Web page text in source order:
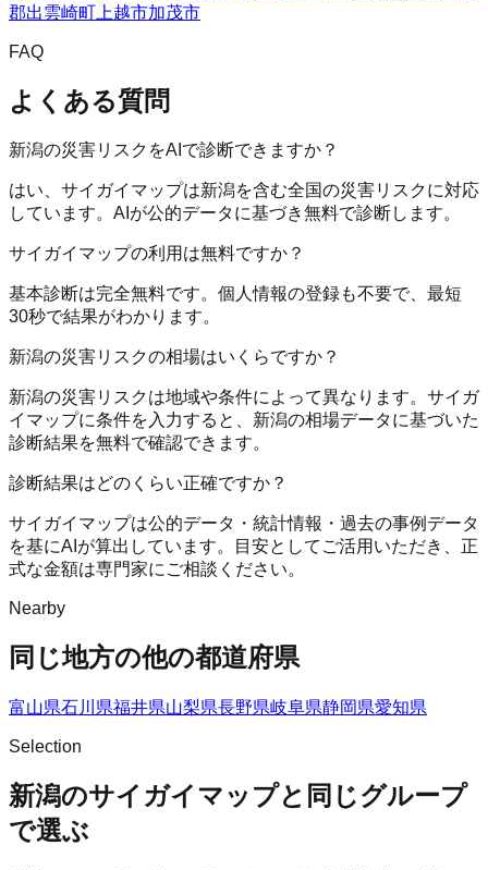
郡出雲崎町 上越市加茂市
FAQ
よくある質問
新潟の災害リスクをAIで診断できますか？
はい、サイガイマップは新潟を含む全国の災害リスクに対応
しています。AIが公的データに基づき無料で診断します。
サイガイマップの利用は無料ですか？
基本診断は完全無料です。個人情報の登録も不要で、最短
30秒で結果がわかります。
新潟の災害リスクの相場はいくらですか？
新潟の災害リスクは地域や条件によって異なります。サイガ
イマップに条件を入力すると、新潟の相場データに基づいた
診断結果を無料で確認できます。
診断結果はどのくらい正確ですか？
サイガイマップは公的データ・統計情報・過去の事例データ
を基にAIが算出しています。目安としてご活用いただき、正
式な金額は専門家にご相談ください。
Nearby
同じ地方の他の都道府県
富山県石川県福井県山梨県長野県岐阜県静岡県愛知県
Selection
新潟のサイガイマップと同じグループ
で選ぶ